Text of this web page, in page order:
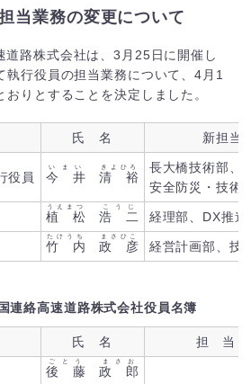
当業務の変更について
道路株式会社は、3月25日に開催し
執行役員の担当業務について、4月1
おりとすることを決定しました。
氏 名 新担当
役員 今 井
いまい
清 裕
きよひろ
長大橋技術部、
安全防災・技術
植 松
うえまつ
浩 二
こうじ
経理部、DX推進
竹 内
たけうち
政 彦
まさひこ
経営計画部、技
連絡高速道路株式会社役員名簿
氏 名 担 当
後 藤
ごとう
政 郎
まさお